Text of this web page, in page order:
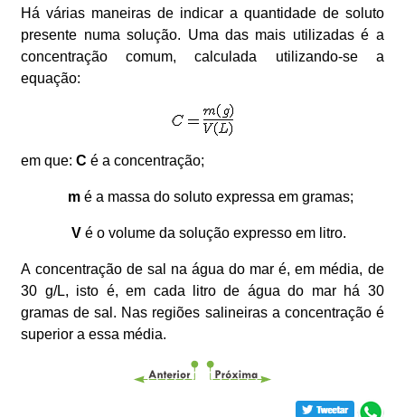
Há várias maneiras de indicar a quantidade de soluto
presente numa solução. Uma das mais utilizadas é a
concentração comum, calculada utilizando-se a
equação:
em que:C é a concentração;
m é a massa do soluto expressa em gramas;
V é o volume da solução expresso em litro.
A concentração de sal na água do mar é, em média, de
30 g/L, isto é, em cada litro de água do mar há 30
gramas de sal. Nas regiões salineiras a concentração é
superior a essa média.